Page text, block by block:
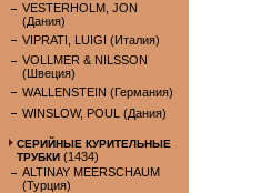
VESTERHOLM, JON
(Дания)
VIPRATI, LUIGI (Италия)
VOLLMER & NILSSON
(Швеция)
WALLENSTEIN (Германия)
WINSLOW, POUL (Дания)
СЕРИЙНЫЕ КУРИТЕЛЬНЫЕ
ТРУБКИ (1434)
ALTINAY MEERSCHAUM
(Турция)